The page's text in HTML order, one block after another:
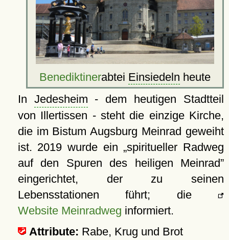
Benediktinerabtei Einsiedeln heute
In Jedesheim - dem heutigen Stadtteil
von Illertissen - steht die einzige Kirche,
die im Bistum Augsburg Meinrad geweiht
ist. 2019 wurde ein spiritueller Radweg
auf den Spuren des heiligen Meinrad
eingerichtet, der zu seinen
Lebensstationen führt; die
Website Meinradweg informiert.
Attribute: Rabe, Krug und Brot